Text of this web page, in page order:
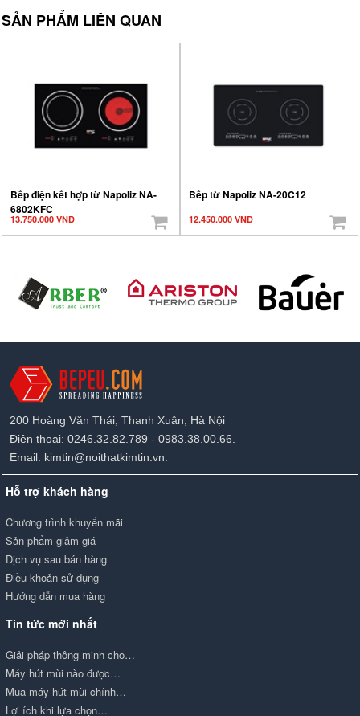
SẢN PHẨM LIÊN QUAN
Bếp điện kết hợp từ Napoliz NA-
6802KFC
13.750.000 VNĐ
Bếp từ Napoliz NA-20C12
12.450.000 VNĐ
200 Hoàng Văn Thái, Thanh Xuân, Hà Nội
Điện thoại: 0246.32.82.789 - 0983.38.00.66.
Email: kimtin@noithatkimtin.vn.
Hỗ trợ khách hàng
Chương trình khuyến mãi
Sản phẩm giảm giá
Dịch vụ sau bán hàng
Điều khoản sử dụng
Hướng dẫn mua hàng
Tin tức mới nhất
Giải pháp thông minh cho…
Máy hút mùi nào được…
Mua máy hút mùi chính…
Lợi ích khi lựa chọn…